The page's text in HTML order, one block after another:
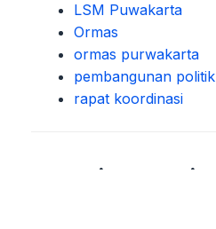
LSM Puwakarta
Ormas
ormas purwakarta
pembangunan politik
rapat koordinasi